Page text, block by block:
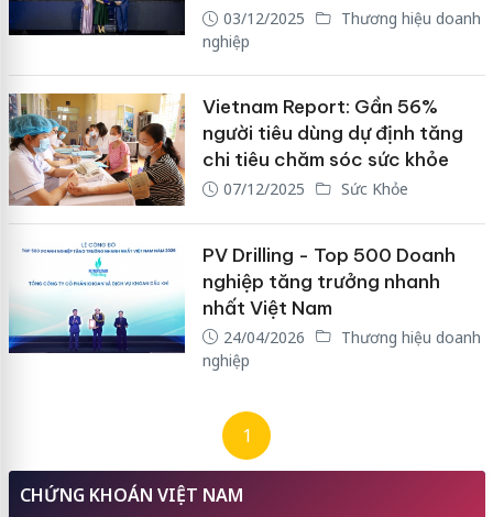
03/12/2025
Thương hiệu doanh
nghiệp
Vietnam Report: Gần 56%
người tiêu dùng dự định tăng
chi tiêu chăm sóc sức khỏe
07/12/2025 Sức Khỏe
PV Drilling - Top 500 Doanh
nghiệp tăng trưởng nhanh
nhất Việt Nam
24/04/2026
Thương hiệu doanh
nghiệp
1
CHỨNG KHOÁN VIỆT NAM